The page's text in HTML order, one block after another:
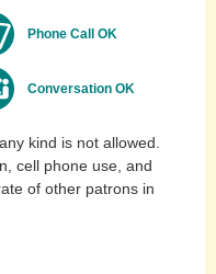
Phone Call OK
Conversation OK
kind is not allowed.
cell phone use, and
of other patrons in